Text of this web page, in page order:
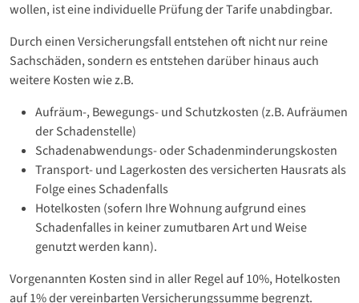
wollen, ist eine individuelle Prüfung der Tarife unabdingbar.
Durch einen Versicherungsfall entstehen oft nicht nur reine
Sachschäden, sondern es entstehen darüber hinaus auch
weitere Kosten wie z.B.
Aufräum-, Bewegungs- und Schutzkosten (z.B. Aufräumen
der Schadenstelle)
Schadenabwendungs- oder Schadenminderungskosten
Transport- und Lagerkosten des versicherten Hausrats als
Folge eines Schadenfalls
Hotelkosten (sofern Ihre Wohnung aufgrund eines
Schadenfalles in keiner zumutbaren Art und Weise
genutzt werden kann).
Vorgenannten Kosten sind in aller Regel auf 10%, Hotelkosten
auf 1% der vereinbarten Versicherungssumme begrenzt.